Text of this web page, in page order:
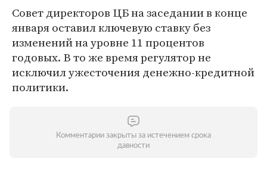
Совет директоров ЦБ на заседании в конце
января оставил ключевую ставку без
изменений на уровне 11 процентов
годовых. В то же время регулятор не
исключил ужесточения денежно-кредитной
политики.
Комментарии закрыты за истечением срока
давности